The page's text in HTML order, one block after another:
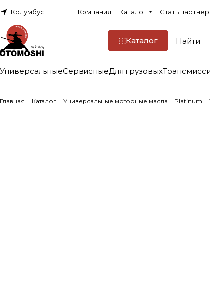
Колумбус Компания Каталог Стать
Каталог
УниверсальныеСервисныеДля грузовых
Главная Каталог Универсальные моторные масла Platinum